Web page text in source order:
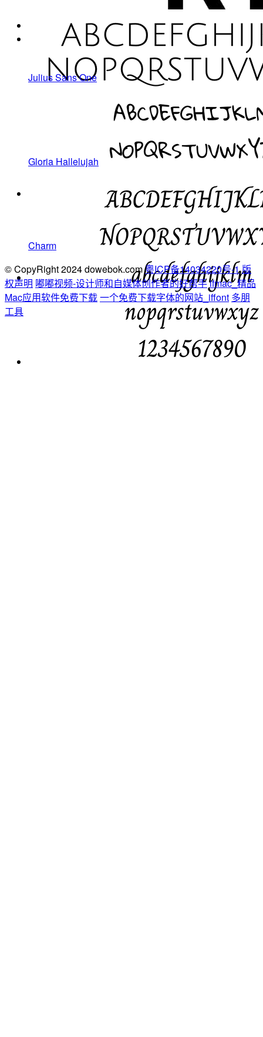
Julius Sans One
Gloria Hallelujah
Charm
© CopyRight 2024 dowebok.com粤ICP备14034220号-1版
权声明 嘟嘟视频-设计师和自媒体创作者的好帮手ifmac_精品
Mac应用软件免费下载一个免费下载字体的网站_iffont 多朋
工具